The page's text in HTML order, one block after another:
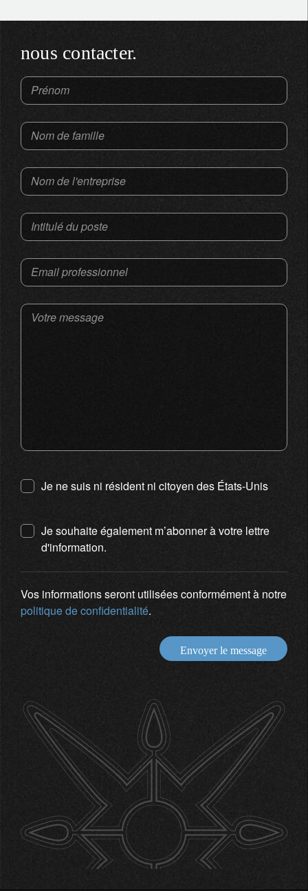
nous contacter.
Prénom
Nom de famille
Nom de l'entreprise
Intitulé du poste
Email professionnel
Votre message
Je ne suis ni résident ni citoyen des États-Unis
Je souhaite également m’abonner à votre lettre
d'information.
Vos informations seront utilisées conformément à notre
politique de confidentialité.
Envoyer le message